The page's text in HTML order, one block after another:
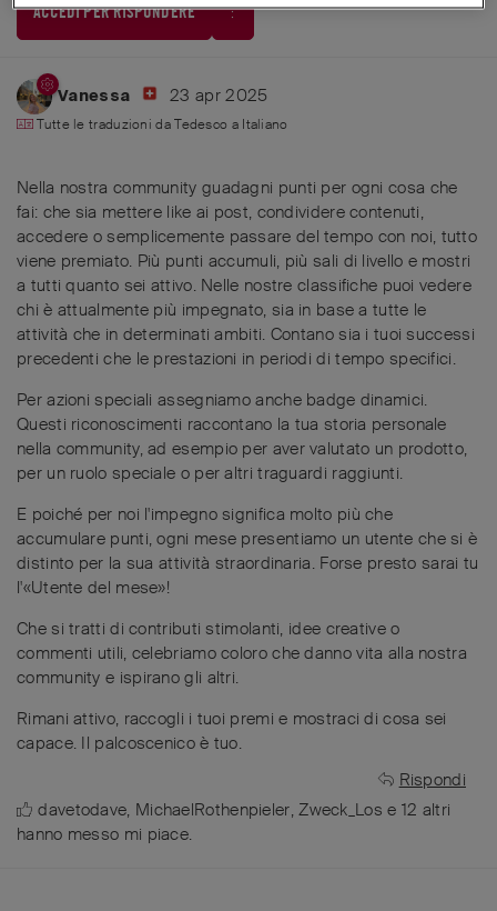
ACCEDI PER RISPONDERE
Vanessa 23 apr 2025
Tutte le traduzioni daTedesco a Italiano
Nella nostra community guadagni punti per ogni cosa che
fai: che sia mettere like ai post, condividere contenuti,
accedere o semplicemente passare del tempo con noi, tutto
viene premiato. Più punti accumuli, più sali di livello e mostri
a tutti quanto sei attivo. Nelle nostre classifiche puoi vedere
chi è attualmente più impegnato, sia in base a tutte le
attività che in determinati ambiti. Contano sia i tuoi successi
precedenti che le prestazioni in periodi di tempo specifici.
Per azioni speciali assegniamo anche badge dinamici.
Questi riconoscimenti raccontano la tua storia personale
nella community, ad esempio per aver valutato un prodotto,
per un ruolo speciale o per altri traguardi raggiunti.
E poiché per noi l'impegno significa molto più che
accumulare punti, ogni mese presentiamo un utente che si è
distinto per la sua attività straordinaria. Forse presto sarai tu
l'«Utente del mese»!
Che si tratti di contributi stimolanti, idee creative o
commenti utili, celebriamo coloro che danno vita alla nostra
community e ispirano gli altri.
Rimani attivo, raccogli i tuoi premi e mostraci di cosa sei
capace. Il palcoscenico è tuo.
Rispondi
davetodave, MichaelRothenpieler,Zweck_Los e 12 altri
hanno messo mi piace.